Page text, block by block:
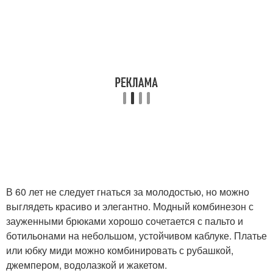
В 60 лет не следует гнаться за молодостью, но можно
выглядеть красиво и элегантно. Модный комбинезон с
зауженными брюками хорошо сочетается с пальто и
ботильонами на небольшом, устойчивом каблуке. Платье
или юбку миди можно комбинировать с рубашкой,
джемпером, водолазкой и жакетом.